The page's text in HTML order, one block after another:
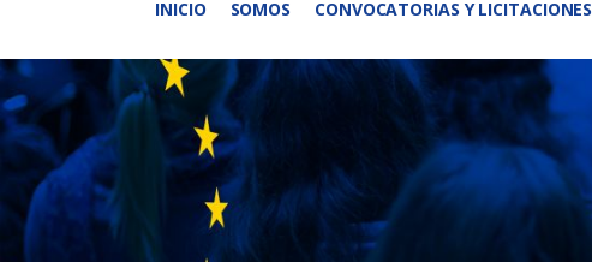
INICIO SOMOS CONVOCATORIAS Y LICITACIONES